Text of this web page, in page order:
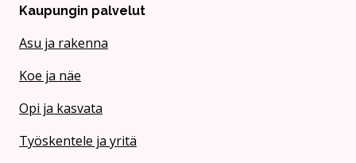
Kaupungin palvelut
Asu ja rakenna
Koe ja näe
Opi ja kasvata
Työskentele ja yritä